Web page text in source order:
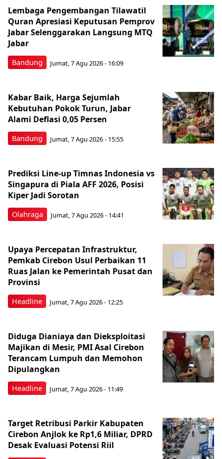
Bandung
Lembaga Pengembangan Tilawatil
Quran Apresiasi Keputusan Pemprov
Jabar Selenggarakan Langsung MTQ
Jabar
Jumat, 7 Agu 2026 - 16:09
Bandung
Kabar Baik, Harga Sejumlah
Kebutuhan Pokok Turun, Jabar
Alami Deflasi 0,05 Persen
Jumat, 7 Agu 2026 - 15:55
Olahraga
Prediksi Line-up Timnas Indonesia vs
Singapura di Piala AFF 2026, Posisi
Kiper Jadi Sorotan
Jumat, 7 Agu 2026 - 14:41
Headline
Upaya Percepatan Infrastruktur,
Pemkab Cirebon Usul Perbaikan 11
Ruas Jalan ke Pemerintah Pusat dan
Provinsi
Jumat, 7 Agu 2026 - 12:25
Headline
Diduga Dianiaya dan Dieksploitasi
Majikan di Mesir, PMI Asal Cirebon
Terancam Lumpuh dan Memohon
Dipulangkan
Jumat, 7 Agu 2026 - 11:49
Target Retribusi Parkir Kabupaten
Cirebon Anjlok ke Rp1,6 Miliar, DPRD
Desak Evaluasi Potensi Riil